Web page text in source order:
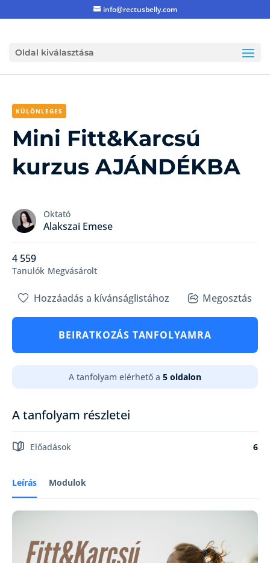
info@rectusbelly.com
Oldal kiválasztása
KÜLÖNLEGES
Mini Fitt&Karcsú
kurzus AJÁNDÉKBA
Oktató
Alakszai Emese
4 559
Tanulók Megvásárolt
Leírás Modulok
Hozzáadás a kívánságlistához Megosztás
BEIRATKOZÁS TANFOLYAMRA
A tanfolyam elérhető a 5 oldalon
A tanfolyam részletei
Előadások 6